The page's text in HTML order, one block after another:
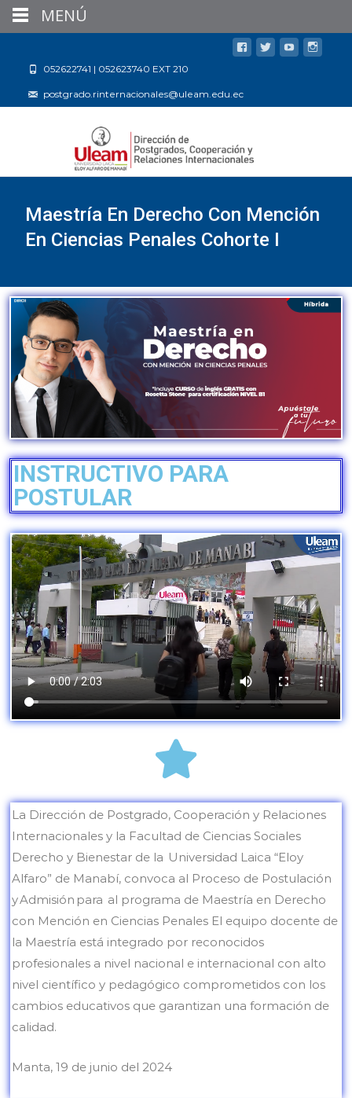
052622741 | 052623740 EXT 210
postgrado.rinternacionales@uleam.edu.ec
Maestría En Derecho Con Mención
En Ciencias Penales Cohorte I
INSTRUCTIVO PARA
POSTULAR
La Dirección de Postgrado, Cooperación y Relaciones
Internacionales y la Facultad de Ciencias Sociales
Derecho y Bienestar de la Universidad Laica “Eloy
Alfaro” de Manabí, convoca al Proceso de Postulación
y Admisión para al programa de Maestría en Derecho
con Mención en Ciencias Penales El equipo docente de
la Maestría está integrado por reconocidos
profesionales a nivel nacional e internacional con alto
nivel científico y pedagógico comprometidos con los
cambios educativos que garantizan una formación de
calidad.
Manta, 19 de junio del 2024
MENÚ